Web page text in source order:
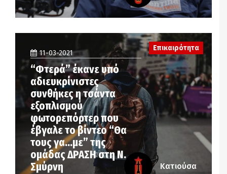
11-03-2021
“Φτερά” έκανε υπό
αδιευκρίνιστες
συνθήκες η τσάντα
εξοπλισμού
φωτορεπόρτερ που
έβγαλε το βίντεο “Θα
τους γα…με” της
ομάδας ΔΡΑΣΗ στη Ν.
Σμύρνη
Επικαιρότητα
Κατιούσα